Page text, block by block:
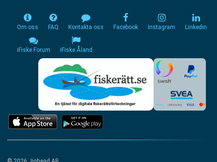
Om oss FAQ Kontakta oss Facebook Instagram Linkedin
iFiske Forum iFiske Åland